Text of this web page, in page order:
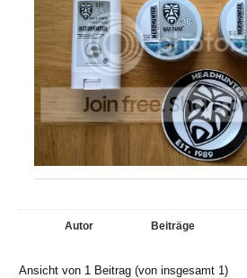
Autor Beiträge
Ansicht von 1 Beitrag (von insgesamt 1)